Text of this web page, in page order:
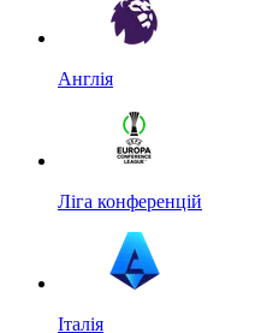
Англія
Ліга конференцій
Італія